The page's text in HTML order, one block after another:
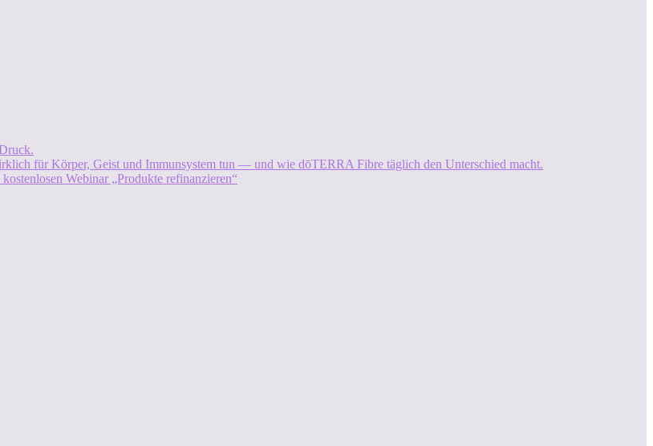
für Körper, Geist und Immunsystem tun — und wie dōTERRA Fibre täglich den Unterschied macht.
Webinar „Produkte refinanzieren“